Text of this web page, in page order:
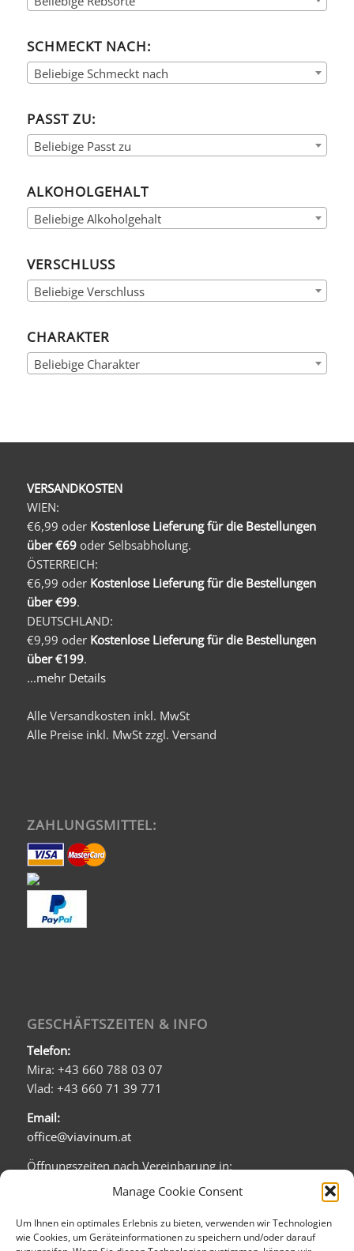
Manage Cookie Consent
Um Ihnen ein optimales Erlebnis zu bieten, verwenden wir Technologien
wie Cookies, um Geräteinformationen zu speichern und/oder darauf
SCHMECKT NACH:
Beliebige Schmeckt nach
PASST ZU:
Beliebige Passt zu
ALKOHOLGEHALT
Beliebige Alkoholgehalt
VERSCHLUSS
Beliebige Verschluss
CHARAKTER
Beliebige Charakter
VERSANDKOSTEN
WIEN:
€6,99 oder Kostenlose Lieferung für die Bestellungen
über €69oder Selbsabholung.
ÖSTERREICH:
€6,99 oder Kostenlose Lieferung für die Bestellungen
über €99.
DEUTSCHLAND:
€9,99 oder Kostenlose Lieferung für die Bestellungen
über €199.
...mehr Details
Alle Versandkosten inkl. MwSt
Alle Preise inkl. MwSt zzgl. Versand
ZAHLUNGSMITTEL:
GESCHÄFTSZEITEN & INFO
Telefon:
Mira: +43 660 788 03 07
Vlad: +43 660 71 39 771
Email:
office@viavinum.at
Öffnungszeiten nach Vereinbarung in:
Barichgasse 5/1b
Mo - Fr: 08:00 - 20:00
Sa: 09:00 - 16:00